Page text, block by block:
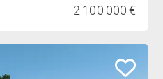
2 100 000 €